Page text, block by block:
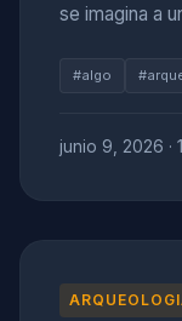
se imagina a
#algo
junio 9, 2026 ·